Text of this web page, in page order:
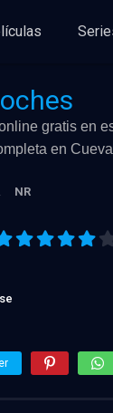
gratis en
en
NR